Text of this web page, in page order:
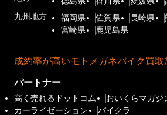
九州地方
福岡県 佐賀県 長崎県
宮崎県
鹿児島県
成約率が高いモトメガネバイク買取
パートナー
高く売れるドットコム
おいくらマガジ
カーライゼーション
バイクラ